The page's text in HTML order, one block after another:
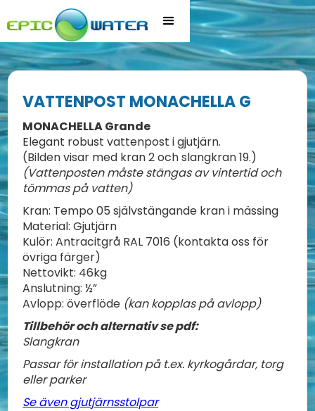
VATTENPOST MONACHELLA G
MONACHELLA Grande
Elegant robust vattenpost i gjutjärn.
(Bilden visar med kran 2 och slangkran 19.)
(Vattenposten måste stängas av vintertid och
tömmas på vatten)
Kran: Tempo 05 självstängande kran i mässing
Material: Gjutjärn
Kulör: Antracitgrå RAL 7016 (kontakta oss för
övriga färger)
Nettovikt: 46kg
Anslutning: ½”
Avlopp: överflöde (kan kopplas på avlopp)
Tillbehör och alternativ se pdf:
Slangkran
Passar för installation på t.ex. kyrkogårdar, torg
eller parker
Se även gjutjärnsstolpar